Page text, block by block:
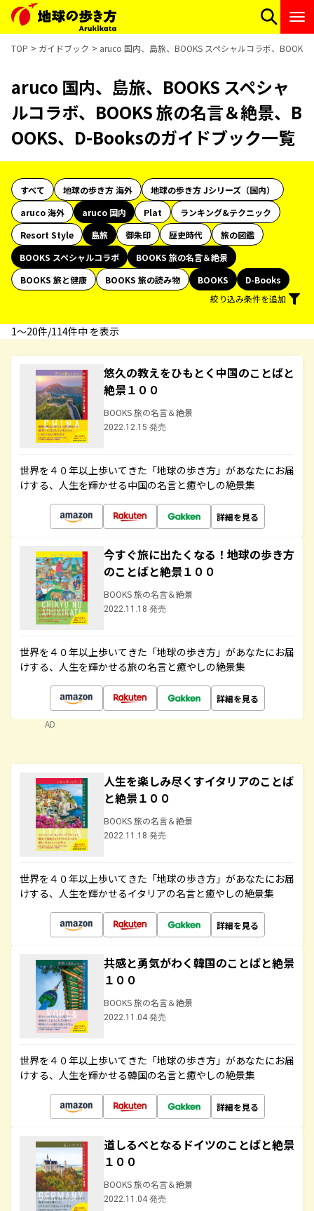
TOP ガイドブック aruco 国内、島旅、BOOKS スペシャルコラボ、
aruco 国内、島旅、BOOKS スペシャ
ルコラボ、BOOKS 旅の名言＆絶景、B
OOKS、D-Booksのガイドブック一覧
すべて 地球の歩き方 海外
地球の歩き方 Jシリーズ（国内）
aruco 海外
aruco 国内 Plat
ランキング&テクニック
Resort Style
島旅 御朱印 歴史時代
旅の図鑑
BOOKS スペシャルコラボ
BOOKS 旅の名言＆絶景
BOOKS 旅と健康
BOOKS 旅の読み物 BOOKS
D-Books
絞り込み条件を追加
1〜20件/114件中 を表示
悠久の教えをひもとく中国のことばと
絶景１００
BOOKS 旅の名言＆絶景
2022.12.15 発売
世界を４０年以上歩いてきた「地球の歩き方」があなたにお届
けする、人生を輝かせる中国の名言と癒やしの絶景集
詳細を見る
今すぐ旅に出たくなる！地球の歩き方
のことばと絶景１００
BOOKS 旅の名言＆絶景
2022.11.18 発売
世界を４０年以上歩いてきた「地球の歩き方」があなたにお届
けする、人生を輝かせる旅の名言と癒やしの絶景集
詳細を見る
AD
人生を楽しみ尽くすイタリアのことば
と絶景１００
BOOKS 旅の名言＆絶景
2022.11.18 発売
世界を４０年以上歩いてきた「地球の歩き方」があなたにお届
けする、人生を輝かせるイタリアの名言と癒やしの絶景集
詳細を見る
共感と勇気がわく韓国のことばと絶景
１００
BOOKS 旅の名言＆絶景
2022.11.04 発売
世界を４０年以上歩いてきた「地球の歩き方」があなたにお届
けする、人生を輝かせる韓国の名言と癒やしの絶景集
詳細を見る
道しるべとなるドイツのことばと絶景
１００
BOOKS 旅の名言＆絶景
2022.11.04 発売